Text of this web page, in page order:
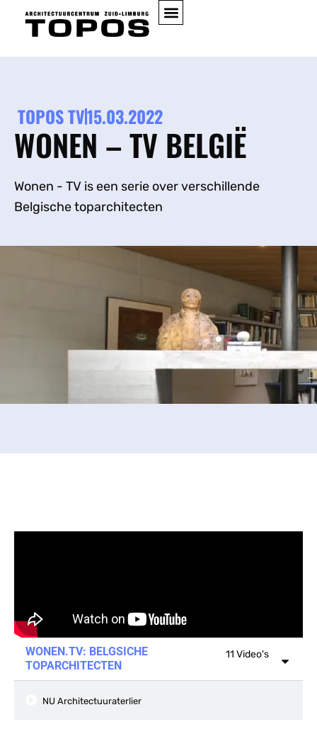
TOPOS TV15.03.2022
WONEN – TV BELGIË
Wonen - TV is een serie over verschillende
Belgische toparchitecten
WONEN.TV: BELGSICHE
TOPARCHITECTEN
11 Video's
NU Architectuuraterlier